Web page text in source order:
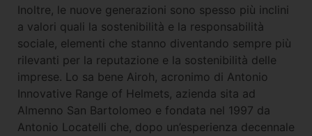
Inoltre, le nuove generazioni sono spesso più inclini
a valori quali la sostenibilità e la responsabilità
sociale, elementi che stanno diventando sempre più
rilevanti per la reputazione e la sostenibilità delle
imprese. Lo sa bene Airoh, acronimo di Antonio
Innovative Range of Helmets, azienda sita ad
Almenno San Bartolomeo e fondata nel 1997 da
Antonio Locatelli che, dopo un’esperienza decennale